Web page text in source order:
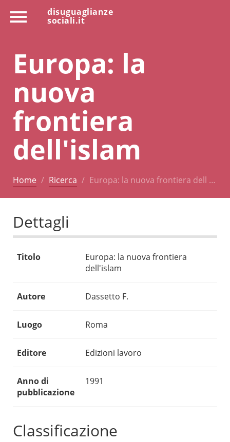
disuguaglianze
sociali.it
Europa: la
nuova
frontiera
dell'islam
Home Ricerca Europa: la nuova frontiera dell …
Dettagli
Titolo
Europa: la nuova frontiera
dell'islam
Autore Dassetto F.
Luogo Roma
Editore Edizioni lavoro
Anno di
pubblicazione
1991
Classificazione